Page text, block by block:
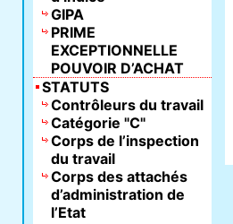
GIPA
PRIME
EXCEPTIONNELLE
POUVOIR D’ACHAT
STATUTS
Contrôleurs du travail
Catégorie "C"
Corps de l’inspection
du travail
Corps des attachés
d’administration de
l’Etat